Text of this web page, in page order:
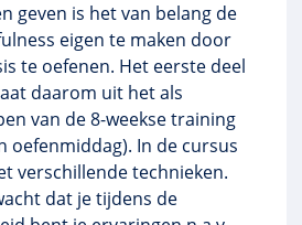
geven is het van belang de
eigen te maken door
te oefenen. Het eerste deel
daarom uit het als
van de 8-weekse training
oefenmiddag). In de cursus
verschillende technieken.
dat je tijdens de